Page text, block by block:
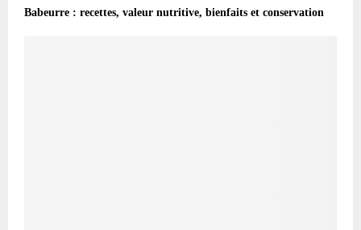
Babeurre : recettes, valeur nutritive, bienfaits et conservation